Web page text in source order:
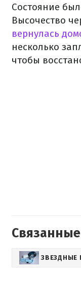
Состояние
Высочество
вернулась
несколько
чтобы
ЗВЕЗДНЫЕ